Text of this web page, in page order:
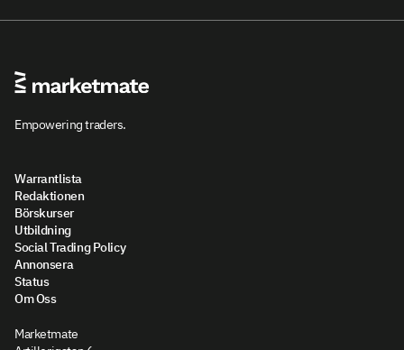
Empowering traders.
Warrantlista
Redaktionen
Börskurser
Utbildning
Social Trading Policy
Annonsera
Status
Om Oss
Marketmate